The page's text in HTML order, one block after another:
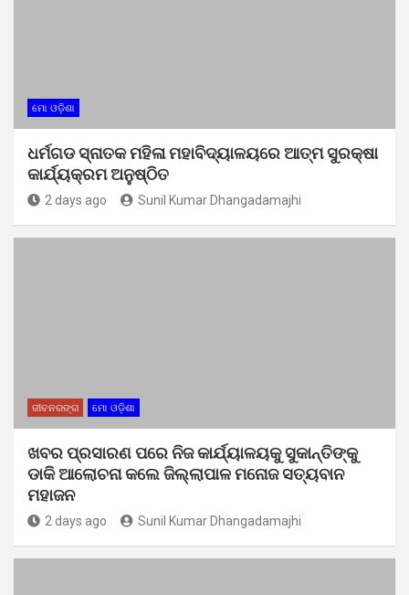
ମୋ ଓଡ଼ିଶା
ଧର୍ମଗଡ ସ୍ନାତକ ମହିଳା ମହାବିଦ୍ୟାଳୟରେ ଆତ୍ମ ସୁରକ୍ଷା
କାର୍ଯ୍ୟକ୍ରମ ଅନୁଷ୍ଠିତ
2 days ago Sunil Kumar Dhangadamajhi
ଜୀବନରଙ୍ଗ ମୋ ଓଡ଼ିଶା
ଖବର ପ୍ରସାରଣ ପରେ ନିଜ କାର୍ଯ୍ୟାଳୟକୁ ସୁକାନ୍ତିଙ୍କୁ
ଡାକି ଆଲୋଚନା କଲେ ଜିଲ୍ଲାପାଳ ମନୋଜ ସତ୍ୟବାନ
ମହାଜନ
2 days ago Sunil Kumar Dhangadamajhi